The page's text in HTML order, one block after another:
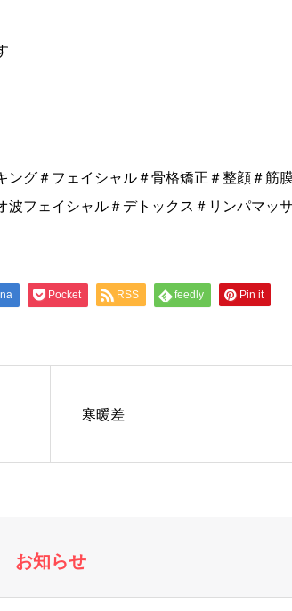
グ＃フェイシャル＃骨格矯正＃整顔＃筋
フェイシャル＃デトックス＃リンパマッ
Pocket RSS feedly Pin it
寒暖差
お知らせ